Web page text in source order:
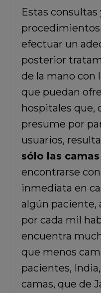
Estas consultas
efectuar un
posterior
de la mano con
que puedan
hospitales que,
presume por
usuarios,
sólo las camas
encontrarse
inmediata en
algún paciente,
por cada mil
encuentra
que menos
pacientes,
camas, que de